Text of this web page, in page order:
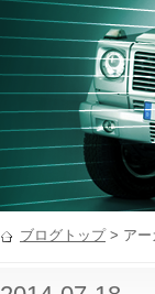
ブログトップ> アー